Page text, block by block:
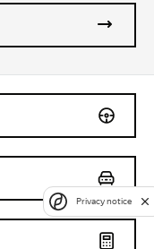
Privacy notice